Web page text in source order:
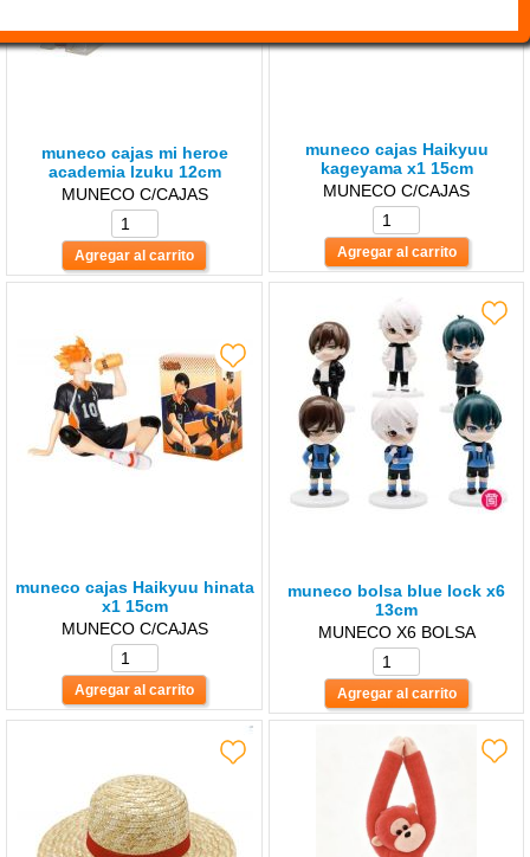
muneco cajas mi heroe
academia lzuku 12cm
MUNECO C/CAJAS
muneco cajas Haikyuu
kageyama x1 15cm
MUNECO C/CAJAS
muneco cajas Haikyuu hinata
x1 15cm
MUNECO C/CAJAS
muneco bolsa blue lock x6
13cm
MUNECO X6 BOLSA